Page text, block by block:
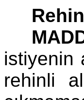
istiyenin
rehinli